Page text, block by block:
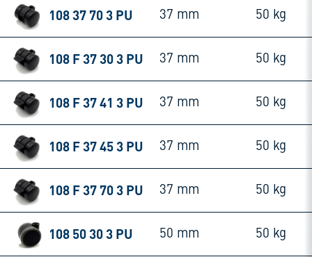
108 37 70 3 PU 37 mm 50 kg
108 F 37 30 3 PU 37 mm 50 kg
108 F 37 41 3 PU 37 mm 50 kg
108 F 37 45 3 PU 37 mm 50 kg
108 F 37 70 3 PU 37 mm 50 kg
108 50 30 3 PU 50 mm 50 kg